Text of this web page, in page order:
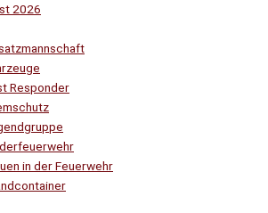
2026
Responder
in der Feuerwehr